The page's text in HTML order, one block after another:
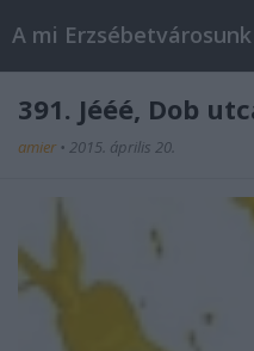
A mi Erzsébetvárosunk
391. Jééé, Dob
amier • 2015. április 20.